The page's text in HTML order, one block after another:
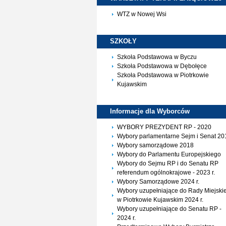
WTZ w Nowej Wsi
SZKOŁY
Szkoła Podstawowa w Byczu
Szkoła Podstawowa w Dębołęce
Szkoła Podstawowa w Piotrkowie
Kujawskim
Informacje dla Wyborców
WYBORY PREZYDENT RP - 2020
Wybory parlamentarne Sejm i Senat
Wybory samorządowe 2018
Wybory do Parlamentu Europejskiego
Wybory do Sejmu RP i do Senatu RP
referendum ogólnokrajowe - 2023 r.
Wybory Samorządowe 2024 r.
Wybory uzupełniające do Rady
w Piotrkowie Kujawskim 2024 r.
Wybory uzupełniające do Senatu RP -
2024 r.